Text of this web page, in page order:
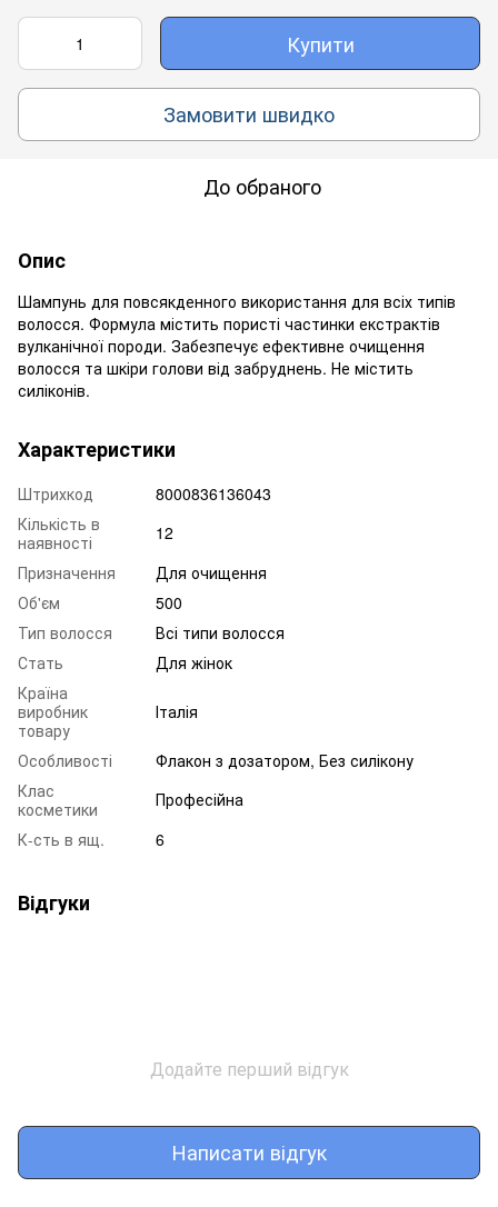
Купити
Замовити швидко
До обраного
Опис
Шампунь для повсякденного використання для всіх типів
волосся. Формула містить пористі частинки екстрактів
вулканічної породи. Забезпечує ефективне очищення
волосся та шкіри голови від забруднень. Не містить
силіконів.
Характеристики
Штрихкод
8000836136043
Кількість в
наявності
12
Призначення
Для очищення
Об'єм
500
Тип волосся
Всі типи волосся
Стать
Для жінок
Країна
виробник
товару
Італія
Особливості
Флакон з дозатором, Без силікону
Клас
косметики
Професійна
К-сть в ящ.
6
Відгуки
Додайте перший відгук
Написати відгук